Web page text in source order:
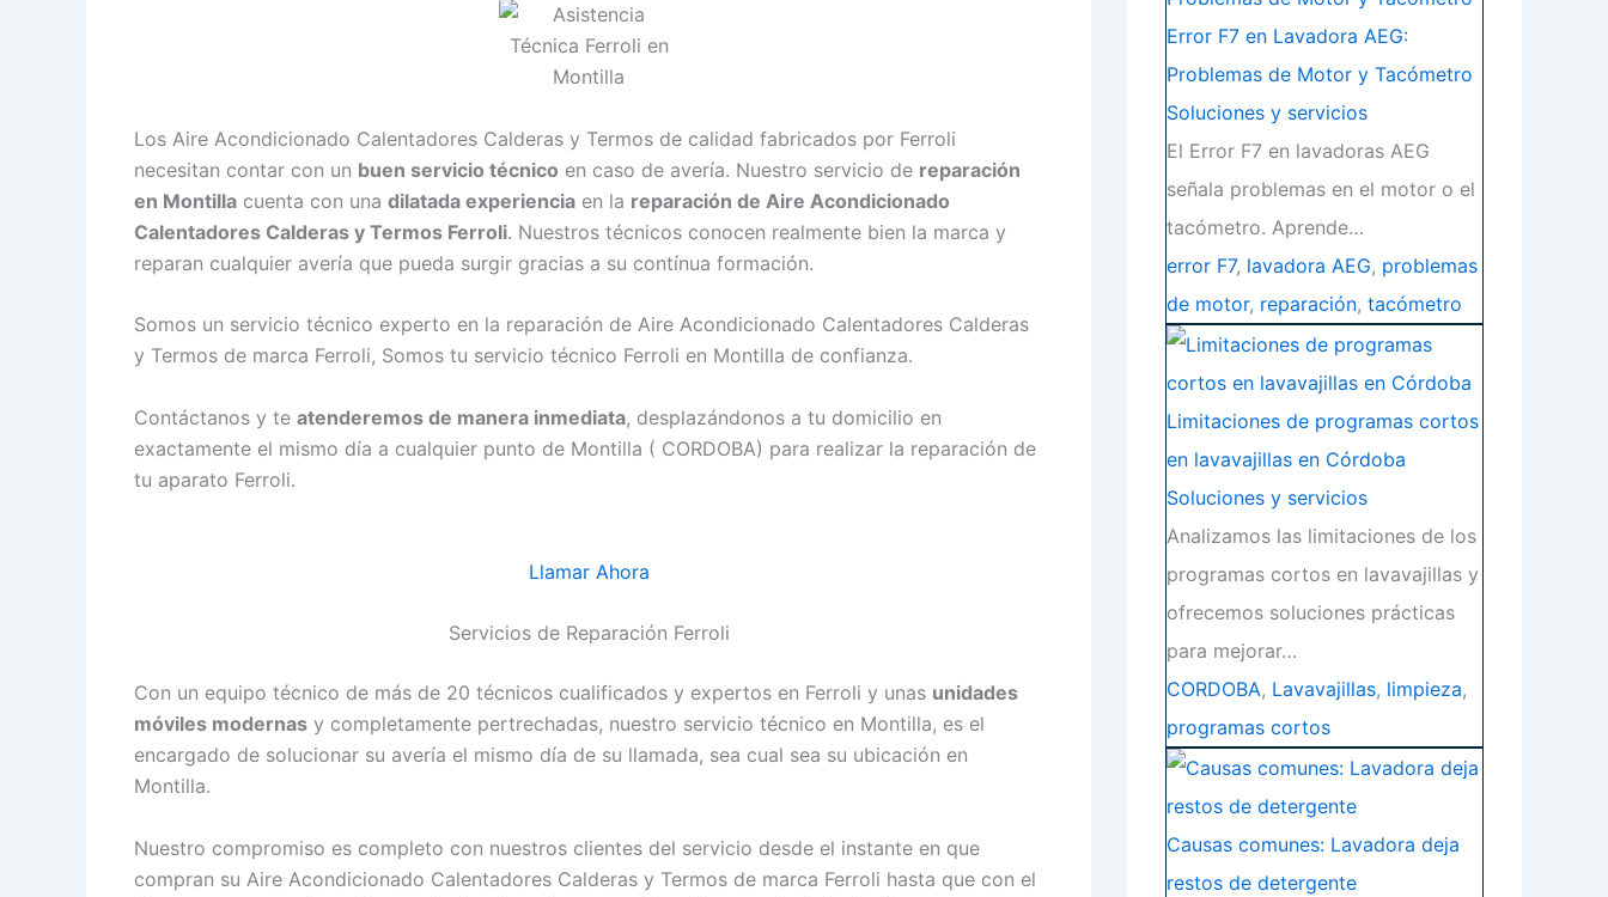
Los Aire Acondicionado Calentadores Calderas y Termos de calidad fabricados por Ferroli
necesitan contar con un buen servicio técnico en caso de avería. Nuestro servicio de reparación
en Montilla cuenta con una dilatada experiencia en la reparación de Aire Acondicionado
Calentadores Calderas y Termos Ferroli. Nuestros técnicos conocen realmente bien la marca y
reparan cualquier avería que pueda surgir gracias a su contínua formación.
Somos un servicio técnico experto en la reparación de Aire Acondicionado Calentadores Calderas
y Termos de marca Ferroli, Somos tu servicio técnico Ferroli en Montilla de confianza.
Contáctanos y te atenderemos de manera inmediata, desplazándonos a tu domicilio en
exactamente el mismo día a cualquier punto de Montilla ( CORDOBA) para realizar la reparación de
tu aparato Ferroli.
Llamar Ahora
Servicios de Reparación Ferroli
Con un equipo técnico de más de 20 técnicos cualificados y expertos en Ferroli y unas unidades
móviles modernas y completamente pertrechadas, nuestro servicio técnico en Montilla, es el
encargado de solucionar su avería el mismo día de su llamada, sea cual sea su ubicación en
Montilla.
Nuestro compromiso es completo con nuestros clientes del servicio desde el instante en que
compran su Aire Acondicionado Calentadores Calderas y Termos de marca Ferroli hasta que con el
Error F7 en Lavadora AEG:
Problemas de Motor y Tacómetro
Soluciones y servicios
El Error F7 en lavadoras AEG
señala problemas en el motor o el
tacómetro. Aprende…
error F7, lavadora AEG, problemas
de motor, reparación, tacómetro
Limitaciones de programas cortos
en lavavajillas en Córdoba
Soluciones y servicios
Analizamos las limitaciones de los
programas cortos en lavavajillas y
ofrecemos soluciones prácticas
para mejorar…
CORDOBA, Lavavajillas, limpieza,
programas cortos
Causas comunes: Lavadora deja
restos de detergente